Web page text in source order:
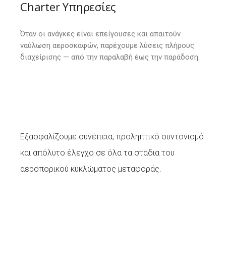
Charter Υπηρεσίες
Όταν οι ανάγκες είναι επείγουσες και απαιτούν
ναύλωση αεροσκαφών, παρέχουμε λύσεις πλήρους
διαχείρισης — από την παραλαβή έως την παράδοση.
Εξασφαλίζουμε συνέπεια, προληπτικό συντονισμό
και απόλυτο έλεγχο σε όλα τα στάδια του
αεροπορικού κυκλώματος μεταφοράς.